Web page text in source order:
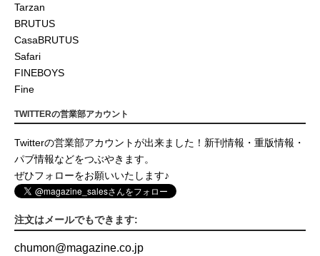
Tarzan
BRUTUS
CasaBRUTUS
Safari
FINEBOYS
Fine
TWITTERの営業部アカウント
Twitterの営業部アカウントが出来ました！新刊情報・重版情報・
パブ情報などをつぶやきます。
ぜひフォローをお願いいたします♪
注文はメールでもできます:
chumon@magazine.co.jp